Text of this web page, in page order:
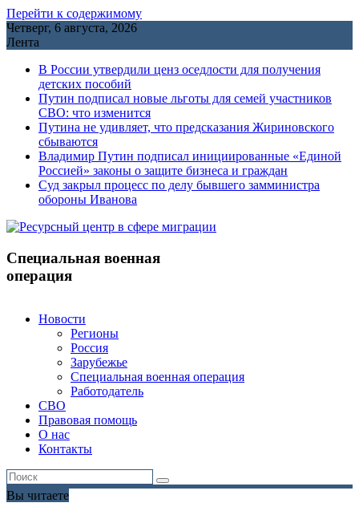
Перейти к содержимому
Четверг, 6 августа, 2026
Лента
В России утвердили ценз оседлости для получения
детских пособий
Путин подписал новые льготы для семей участников
СВО: что изменится
Путина не удивляет, что предсказания Жириновского
сбываются
Владимир Путин подписал инициированные «Единой
Россией» законы о защите бизнеса и граждан
Cуд закрыл процесс по делу бывшего замминистра
обороны Иванова
Специальная военная
операция
Новости
Регионы
Россия
Зарубежье
Специальная военная операция
Работодатель
СВО
Правовая помощь
О нас
Контакты
Вы читаете